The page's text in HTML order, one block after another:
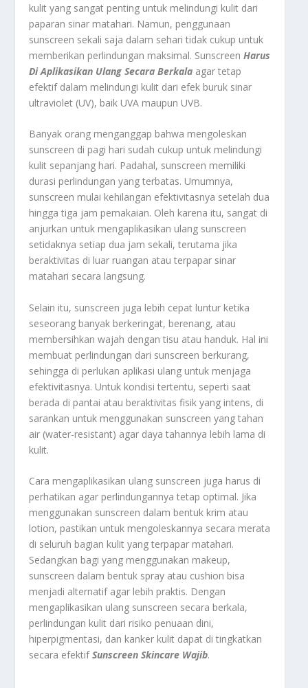
kulit yang sangat penting untuk melindungi kulit dari
paparan sinar matahari. Namun, penggunaan
sunscreen sekali saja dalam sehari tidak cukup untuk
memberikan perlindungan maksimal. SunscreenHarus
Di Aplikasikan Ulang Secara Berkala agar tetap
efektif dalam melindungi kulit dari efek buruk sinar
ultraviolet (UV), baik UVA maupun UVB.
Banyak orang menganggap bahwa mengoleskan
sunscreen di pagi hari sudah cukup untuk melindungi
kulit sepanjang hari. Padahal, sunscreen memiliki
durasi perlindungan yang terbatas. Umumnya,
sunscreen mulai kehilangan efektivitasnya setelah dua
hingga tiga jam pemakaian. Oleh karena itu, sangat di
anjurkan untuk mengaplikasikan ulang sunscreen
setidaknya setiap dua jam sekali, terutama jika
beraktivitas di luar ruangan atau terpapar sinar
matahari secara langsung.
Selain itu, sunscreen juga lebih cepat luntur ketika
seseorang banyak berkeringat, berenang, atau
membersihkan wajah dengan tisu atau handuk. Hal ini
membuat perlindungan dari sunscreen berkurang,
sehingga di perlukan aplikasi ulang untuk menjaga
efektivitasnya. Untuk kondisi tertentu, seperti saat
berada di pantai atau beraktivitas fisik yang intens, di
sarankan untuk menggunakan sunscreen yang tahan
air (water-resistant) agar daya tahannya lebih lama di
kulit.
Cara mengaplikasikan ulang sunscreen juga harus di
perhatikan agar perlindungannya tetap optimal. Jika
menggunakan sunscreen dalam bentuk krim atau
lotion, pastikan untuk mengoleskannya secara merata
di seluruh bagian kulit yang terpapar matahari.
Sedangkan bagi yang menggunakan makeup,
sunscreen dalam bentuk spray atau cushion bisa
menjadi alternatif agar lebih praktis. Dengan
mengaplikasikan ulang sunscreen secara berkala,
perlindungan kulit dari risiko penuaan dini,
hiperpigmentasi, dan kanker kulit dapat di tingkatkan
secara efektifSunscreen Skincare Wajib.